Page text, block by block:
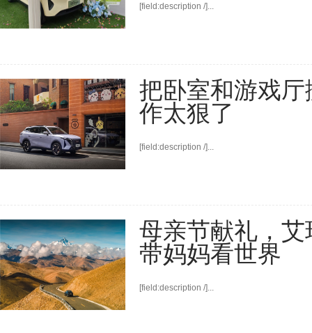
[field:description /]...
把卧室和游戏
作太狠了
[field:description /]...
母亲节献礼，艾
带妈妈看世界
[field:description /]...